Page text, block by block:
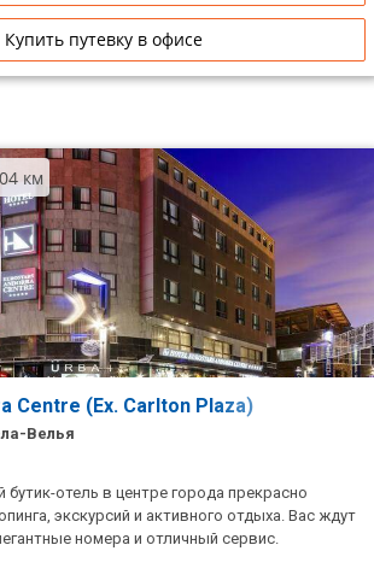
Купить путевку в офисе
км
Centre (Ex. Carlton Plaza)
Велья
отель в центре города прекрасно
экскурсий и активного отдыха. Вас ждут
номера и отличный сервис.